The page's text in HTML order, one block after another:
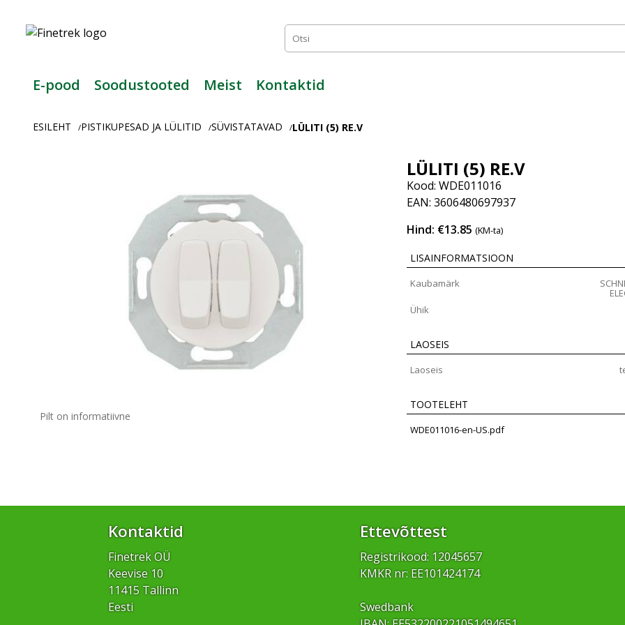
Usaldusväärne
tööstusautomaatika
E-pood Soodustooted Meist Kontaktid
ESILEHT /PISTIKUPESAD JA LÜLITID /SÜVISTATAVAD /LÜLITI (5) RE.V
Pilt on informatiivne
LÜLITI (5) RE.V
Kood: WDE011016
EAN: 3606480697937
Hind: €13.85(KM-ta)
LISAINFORMATSIOON
Kaubamärk
Ühik
LAOSEIS
Laoseis
TOOTELEHT
WDE011016-en-US.pdf
Kontaktid
Finetrek OÜ
Keevise 10
11415 Tallinn
Eesti
Ettevõttest
Registrikood: 12045657
KMKR nr: EE101424174
Swedbank